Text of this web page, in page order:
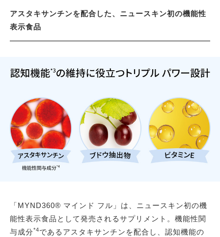
アスタキサンチンを配合した、ニュースキン初の機能性
表示食品
「MYND360® マインド フル」は、ニュースキン初の機
能性表示食品として発売されるサプリメント。機能性関
与成分*4であるアスタキサンチンを配合し、認知機能の